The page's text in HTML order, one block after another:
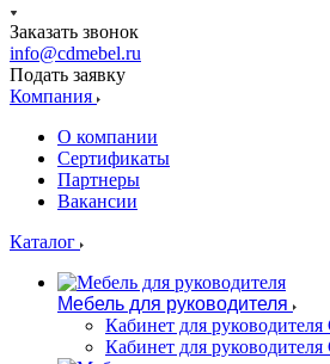
Заказать звонок
info@cdmebel.ru
Подать заявку
Компания
О компании
Сертификаты
Партнеры
Вакансии
Каталог
Мебель для руководителя
Кабинет для
Кабинет для